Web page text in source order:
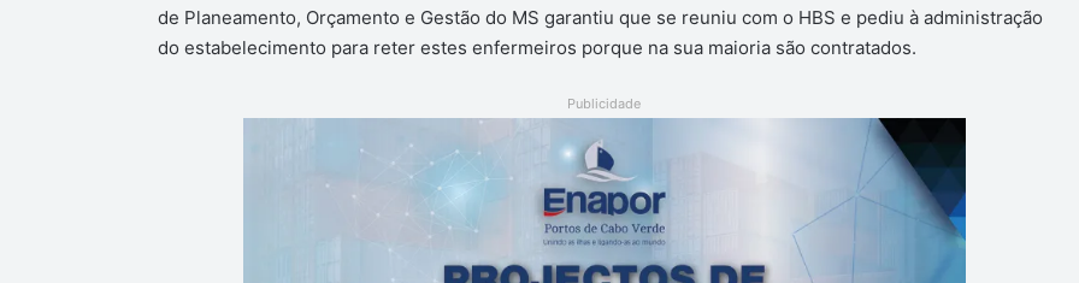
de Planeamento, Orçamento e Gestão do MS garantiu que se reuniu com o HBS e pediu à administração
do estabelecimento para reter estes enfermeiros porque na sua maioria são contratados.
Publicidade